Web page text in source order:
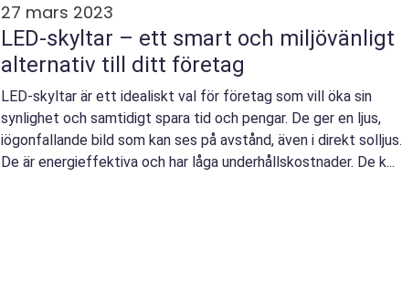
27 mars 2023
LED-skyltar – ett smart och miljövänligt
alternativ till ditt företag
LED-skyltar är ett idealiskt val för företag som vill öka sin
synlighet och samtidigt spara tid och pengar. De ger en ljus,
iögonfallande bild som kan ses på avstånd, även i direkt solljus.
De är energieffektiva och har låga underhållskostnader. De k...